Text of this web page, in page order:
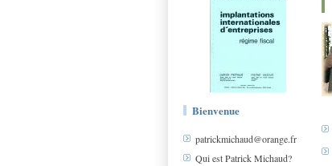
Bienvenue
patrickmichaud@orange.fr
Qui est Patrick Michaud?